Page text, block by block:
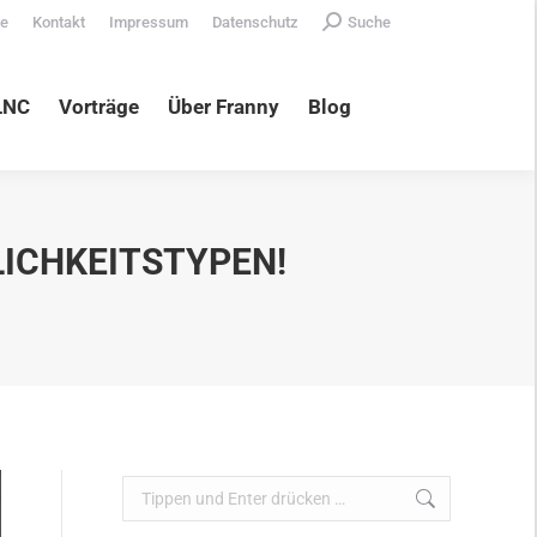
Kontakt Impressum Datenschutz Search:
Suche
Vorträge Über Franny Blog
Search: